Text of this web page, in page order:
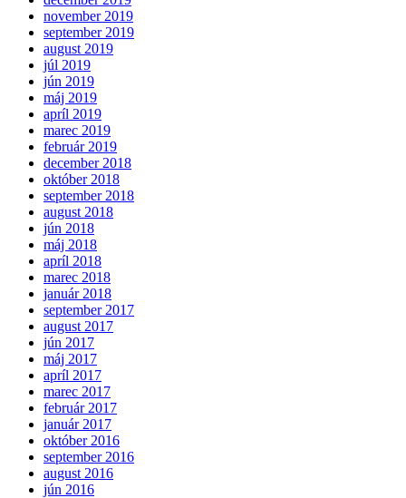
november 2019
september 2019
august 2019
júl 2019
jún 2019
máj 2019
apríl 2019
marec 2019
február 2019
december 2018
október 2018
september 2018
august 2018
jún 2018
máj 2018
apríl 2018
marec 2018
január 2018
september 2017
august 2017
jún 2017
máj 2017
apríl 2017
marec 2017
február 2017
január 2017
október 2016
september 2016
august 2016
jún 2016